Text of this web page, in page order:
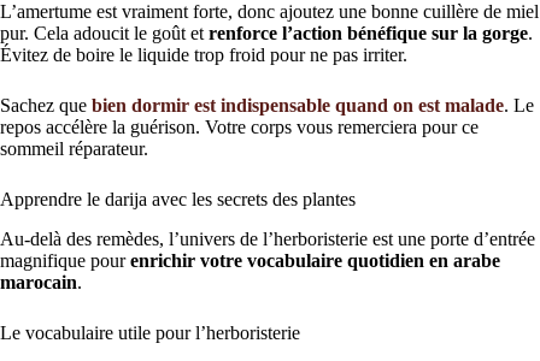
L’amertume est vraiment forte, donc ajoutez une bonne cuillère de miel
pur. Cela adoucit le goût etrenforce l’action bénéfique sur la gorge.
Évitez de boire le liquide trop froid pour ne pas irriter.
Sachez que bien dormir est indispensable quand on est malade. Le
repos accélère la guérison. Votre corps vous remerciera pour ce
sommeil réparateur.
Apprendre le darija avec les secrets des plantes
Au-delà des remèdes, l’univers de l’herboristerie est une porte d’entrée
magnifique pourenrichir votre vocabulaire quotidien en arabe
marocain.
Le vocabulaire utile pour l’herboristerie